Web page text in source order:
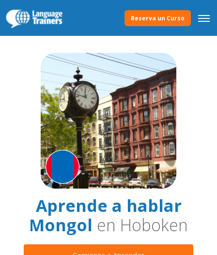
Reserva un Curso
Aprende a hablar
Mongol en Hoboken